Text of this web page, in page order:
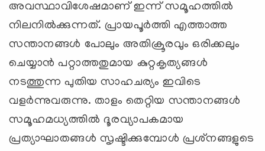
അവസ്ഥാവിശേഷമാണ് ഇന്ന് സമൂഹത്തില്‍
നിലനില്‍ക്കുന്നത്. പ്രായപൂര്‍ത്തി എത്താത്ത
സന്താനങ്ങള്‍ പോലും അതിക്രൂരവും ഒരിക്കലും
ചെയ്യാന്‍ പറ്റാത്തതുമായ കുറ്റകൃത്യങ്ങള്‍
നടത്തുന്ന പുതിയ സാഹചര്യം ഇവിടെ
വളര്‍ന്നുവരുന്നു. താളം തെറ്റിയ സന്താനങ്ങള്‍
സമൂഹമധ്യത്തില്‍ ദൂരവ്യാപകമായ
പ്രത്യാഘാതങ്ങള്‍ സൃഷ്ടിക്കുമ്പോള്‍ പ്രശ്‌നങ്ങളുടെ